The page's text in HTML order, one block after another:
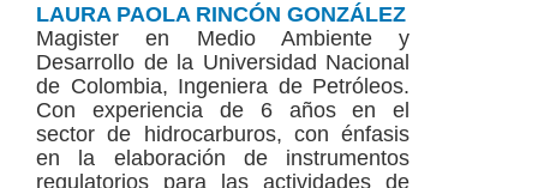
LAURA PAOLA RINCÓN GONZÁLEZ
Magister en Medio Ambiente y
Desarrollo de la Universidad Nacional
de Colombia, Ingeniera de Petróleos.
Con experiencia de 6 años en el
sector de hidrocarburos, con énfasis
en la elaboración de instrumentos
regulatorios para las actividades de